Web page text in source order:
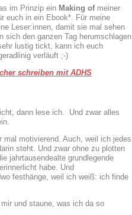
im Prinzip ein Making ofmeiner
euch in ein Ebook*. Für meine
Leser:innen, damit sie mal sehen
sich den ganzen Tag herumschlagen
lustig tickt, kann ich euch
verläuft ;-)
schreiben mit ADHS
dann lese ich. Und zwar alles
mal motivierend. Auch, weil ich jedes
steht. Und zwar ohne zu plotten
jahrtausendealte grundlegende
habe. Und
festhänge, weil ich weiß: ich finde
und staune, was ich da so